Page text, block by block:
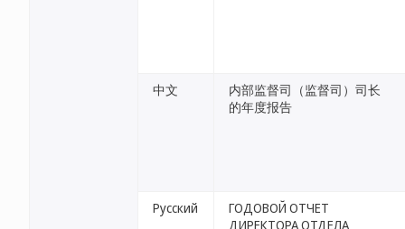
中文
内部监督司（监督司）司长
的年度报告
Русский
ГОДОВОЙ ОТЧЕТ
ДИРЕКТОРА ОТДЕЛА